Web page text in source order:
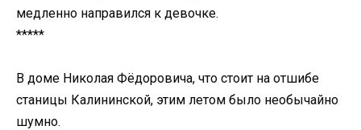
медленно направился к девочке.
*****
В доме Николая Фёдоровича, что стоит на отшибе
станицы Калининской, этим летом было необычайно
шумно.